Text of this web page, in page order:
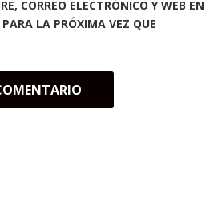
CORREO ELECTRÓNICO Y WEB EN
LA PRÓXIMA VEZ QUE